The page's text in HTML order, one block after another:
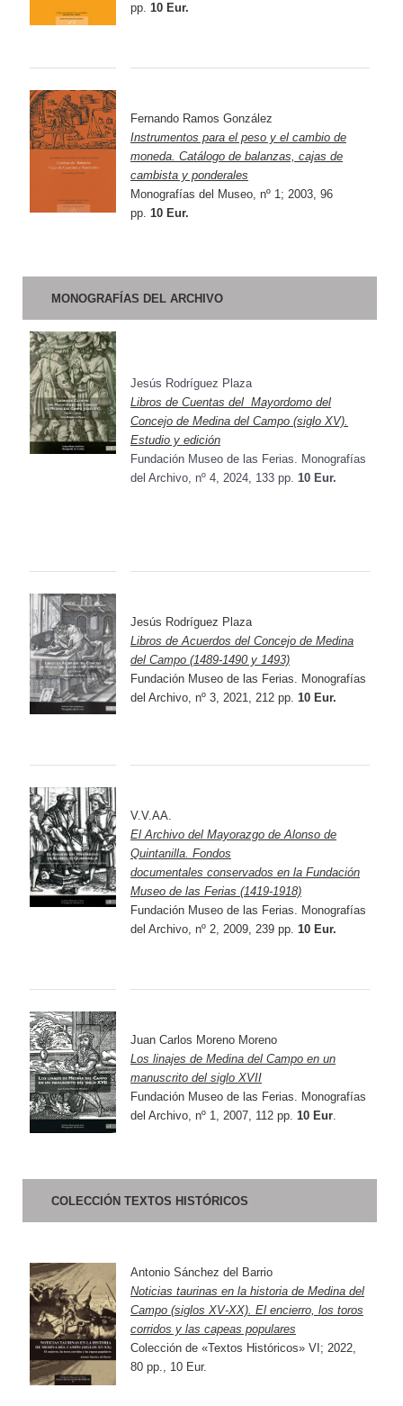
pp. 10 Eur.
Fernando Ramos González
Instrumentos para el peso y el cambio de
moneda. Catálogo de balanzas, cajas de
cambista y ponderales
Monografías del Museo, nº 1; 2003, 96
pp. 10 Eur.
MONOGRAFÍAS DEL ARCHIVO
Jesús Rodríguez Plaza
Libros de Cuentas del Mayordomo del
Concejo de Medina del Campo (siglo XV).
Estudio y edición
Fundación Museo de las Ferias. Monografías
del Archivo, nº 4, 2024, 133 pp. 10 Eur.
Jesús Rodríguez Plaza
Libros de Acuerdos del Concejo de Medina
del Campo (1489-1490 y 1493)
Fundación Museo de las Ferias. Monografías
del Archivo, nº 3, 2021, 212 pp. 10 Eur.
V.V.AA.
El Archivo del Mayorazgo de Alonso de
Quintanilla. Fondos
documentales conservados en la Fundación
Museo de las Ferias (1419-1918)
Fundación Museo de las Ferias. Monografías
del Archivo, nº 2, 2009, 239 pp. 10 Eur.
Juan Carlos Moreno Moreno
Los linajes de Medina del Campo en un
manuscrito del siglo XVII
Fundación Museo de las Ferias. Monografías
del Archivo, nº 1, 2007, 112 pp. 10 Eur.
COLECCIÓN TEXTOS HISTÓRICOS
Antonio Sánchez del Barrio
Noticias taurinas en la historia de Medina del
Campo (siglos XV-XX). El encierro, los toros
corridos y las capeas populares
Colección de «Textos Históricos» VI; 2022,
80 pp., 10 Eur.